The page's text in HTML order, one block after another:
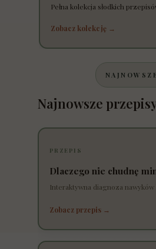
Pełna kolekcja słodkich
Zobacz kolekcję →
NAJNOWSZE
Najnowsze
PRZEPIS
Dlaczego nie chudnę
Interaktywna diagnoza nawyków
Zobacz przepis →